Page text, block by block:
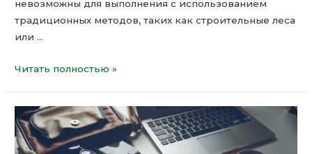
невозможны для выполнения с использованием
традиционных методов, таких как строительные леса
или …
Читать полностью »